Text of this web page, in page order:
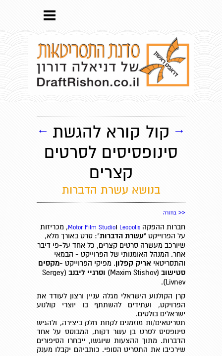
קול קורא להגשת
סינופסיסים לסרטים
קצרים
בנושא עשרת הדברות
← →
<< בחזרה
חברות ההפקה Leopolis וMotor Film Studio, מכריזות
על הפרוייקט "עשרת הדברות": סרט באורך מלא,
שיורכב מעשרה סרטים קצרים, כל אחד על-פי דיבר
אחר. המנהל האומנותי של הפרוייקט - הבמאי
והתסריטאי אריק קפלון. מפיקי הפרוייקט -מקסים
סטישוב (Maxim Stishov) וסרגיי ליבנב (Sergey
Livnev).
קרן הקולנוע הישראלי מגלה עניין ורצון לעודד את
הפרויקט, ועתידים להשתתף בו יוצרי קולנוע
ישראלים בולטים.
תסריטאים/ות מוזמנים לקחת חלק ביצירה, ולהגיש
סינופסיס לסרט בן עשר דקות, המבוסס על אחד
הדברות. מתוך ההצעות שיוגשו, ייבחרו הסיפורים
שירכיבו את התסריט הסופי. כותביהם יקבלו מענק